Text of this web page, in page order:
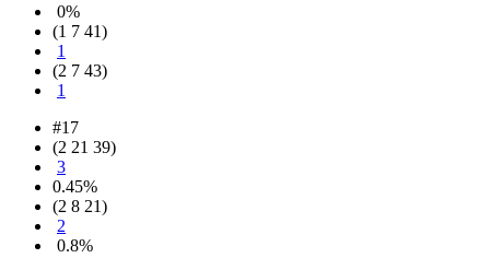
0%
(1 7 41)
1
(2 7 43)
1
#17
(2 21 39)
3
0.45%
(2 8 21)
2
0.8%